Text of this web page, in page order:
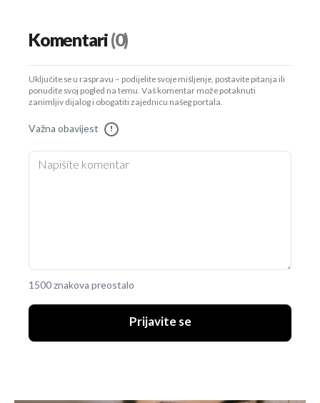
Komentari(0)
Uključite se u raspravu – podijelite svoje mišljenje, postavite pitanja ili
ponudite svoj pogled na temu. Vaš komentar može potaknuti
zanimljiv dijalog i obogatiti zajednicu našeg portala.
Važna obavijest !
1500 znakova preostalo
Prijavite se